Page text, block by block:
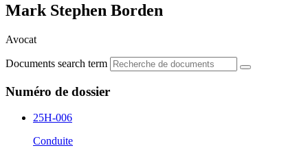
Mark Stephen Borden
Avocat
Documents search term
Numéro de dossier
25H-006
Conduite